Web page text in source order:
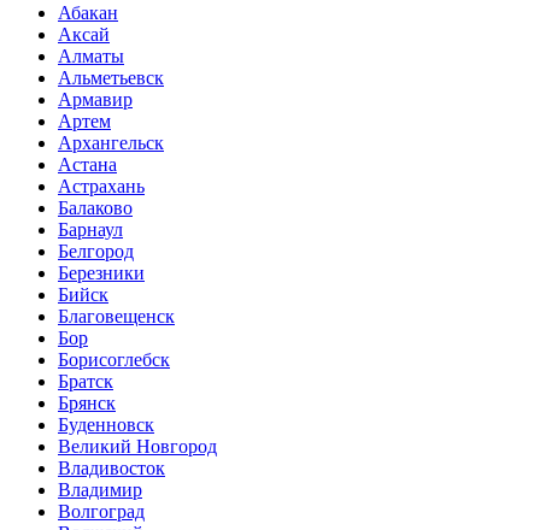
Абакан
Аксай
Алматы
Альметьевск
Армавир
Артем
Архангельск
Астана
Астрахань
Балаково
Барнаул
Белгород
Березники
Бийск
Благовещенск
Бор
Борисоглебск
Братск
Брянск
Буденновск
Великий Новгород
Владивосток
Владимир
Волгоград